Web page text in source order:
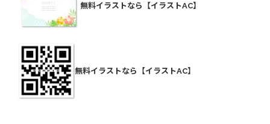
無料イラストなら【イラストAC】
無料イラストなら【イラストAC】